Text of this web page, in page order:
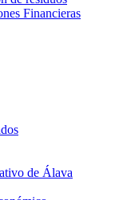
Financieras
de Álava